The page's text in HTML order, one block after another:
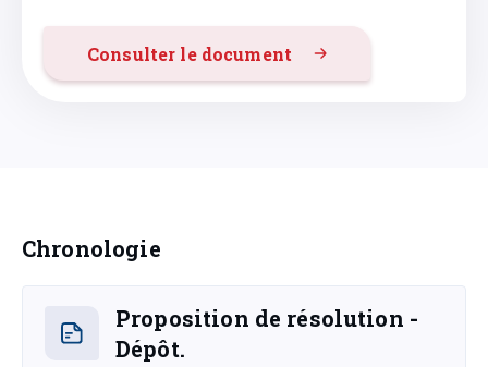
Consulter le document
Chronologie
Proposition de résolution -
Dépôt.